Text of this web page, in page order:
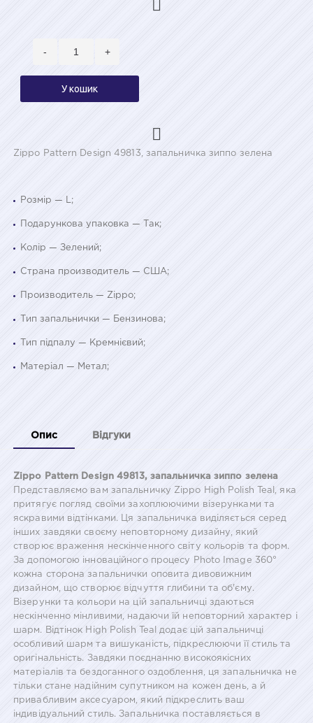
- +
У кошик
Zippo Pattern Design 49813, запальничка зиппо зелена
Розмір — L;
Подарункова упаковка — Так;
Колір — Зелений;
Страна производитель — США;
Производитель — Zippo;
Тип запальнички — Бензинова;
Тип підпалу — Кремнієвий;
Матеріал — Метал;
Опис Відгуки
Zippo Pattern Design 49813, запальничка зиппо зелена
Представляємо вам запальничку Zippo High Polish Teal, яка
притягує погляд своїми захоплюючими візерунками та
яскравими відтінками. Ця запальничка виділяється серед
інших завдяки своєму неповторному дизайну, який
створює враження нескінченного світу кольорів та форм.
За допомогою інноваційного процесу Photo Image 360°
кожна сторона запальнички оповита дивовижним
дизайном, що створює відчуття глибини та об'єму.
Візерунки та кольори на цій запальничці здаються
нескінченно мінливими, надаючи їй неповторний характер і
шарм. Відтінок High Polish Teal додає цій запальничці
особливий шарм та вишуканість, підкреслюючи її стиль та
оригінальність. Завдяки поєднанню високоякісних
матеріалів та бездоганного оздоблення, ця запальничка не
тільки стане надійним супутником на кожен день, а й
привабливим аксесуаром, який підкреслить ваш
індивідуальний стиль. Запальничка поставляється в